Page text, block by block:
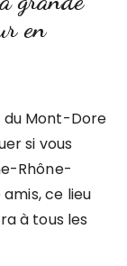
en
du Mont-Dore
si vous
Rhône-
ce lieu
à tous les